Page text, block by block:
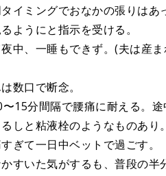
イミングでおなかの張りは
ようにと指示を受ける。
中、一睡もできず。(夫は産
数口で断念。
15分間隔で腰痛に耐える。
しと粘液栓のようなものあり。
ぎて一日中ベットで過ごす。
すいた気がするも、普段の半